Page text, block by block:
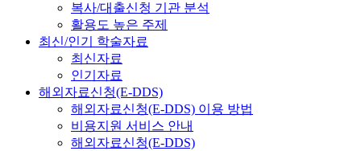
복사/대출신청 기관 분석
활용도 높은 주제
최신/인기 학술자료
최신자료
인기자료
해외자료신청(E-DDS)
해외자료신청(E-DDS) 이용 방법
비용지원 서비스 안내
해외자료신청(E-DDS)